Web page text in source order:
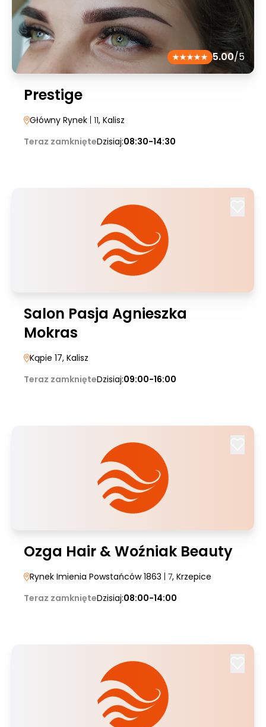
5.00/5
Prestige
Główny Rynek | 11, Kalisz
Teraz zamknięteDzisiaj:08:30-14:30
Salon Pasja Agnieszka
Mokras
Kąpie 17, Kalisz
Teraz zamknięteDzisiaj:09:00-16:00
Ozga Hair & Woźniak Beauty
Rynek Imienia Powstańców 1863 | 7, Krzepice
Teraz zamknięteDzisiaj:08:00-14:00